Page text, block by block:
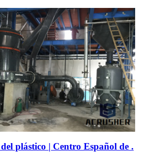
plástico | Centro Español de .